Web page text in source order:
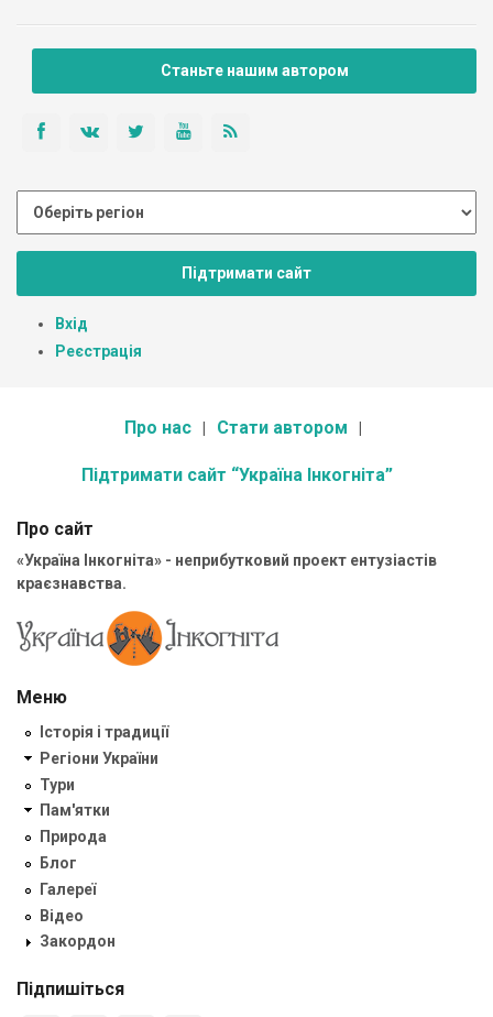
Станьте нашим автором
Підтримати сайт
Вхід
Реєстрація
Про нас Стати автором
Підтримати сайт “Україна Інкогніта”
Про сайт
«Україна Інкогніта» - неприбутковий проект ентузіастів
краєзнавства.
Меню
Історія і традиції
Регіони України
Тури
Пам'ятки
Природа
Блог
Галереї
Відео
Закордон
Підпишіться